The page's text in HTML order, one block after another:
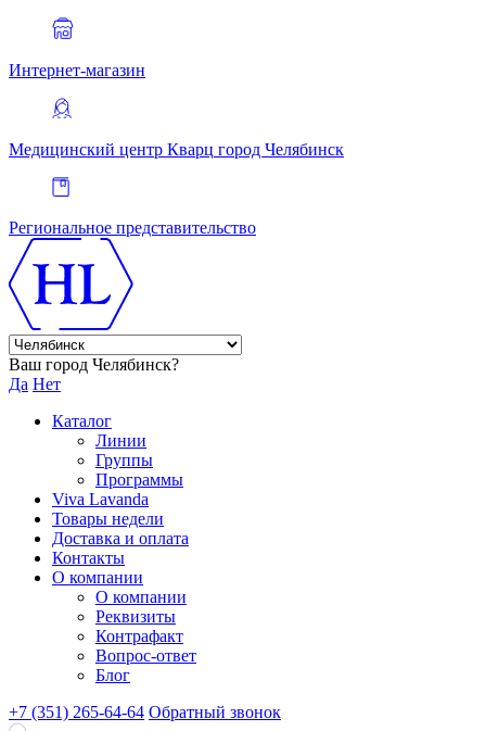
Интернет-магазин
Медицинский центр Кварц город Челябинск
Региональное представительство
Ваш город Челябинск?
Да Нет
Каталог
Линии
Группы
Программы
Viva Lavanda
Товары недели
Доставка и оплата
Контакты
О компании
О компании
Реквизиты
Контрафакт
Вопрос-ответ
Блог
+7 (351) 265-64-64 Обратный звонок